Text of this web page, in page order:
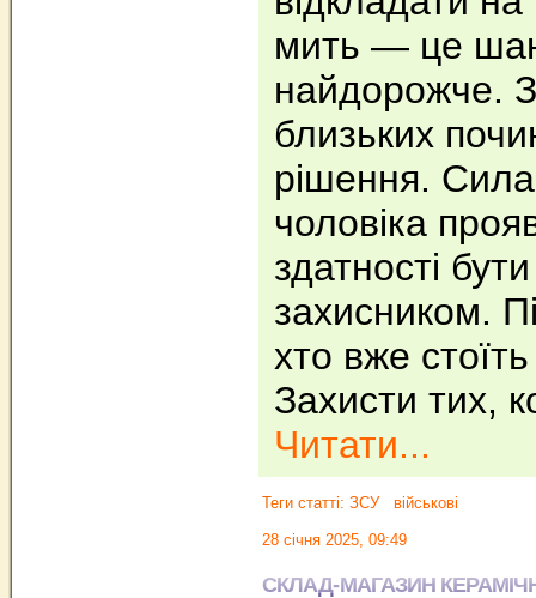
мить — це
найдорожче.
близьких
рішення.
чоловіка
здатності
захисником.
хто вже
Захисти тих,
Читати...
Теги статті: ЗСУ військові
28 січня 2025, 09:49
СКЛАД-МАГАЗИН